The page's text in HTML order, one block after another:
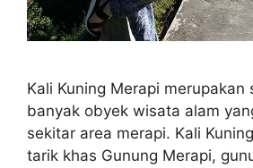
Kali Kuning Merapi merupakan
banyak obyek wisata alam
sekitar area merapi. Kali
tarik khas Gunung Merapi,